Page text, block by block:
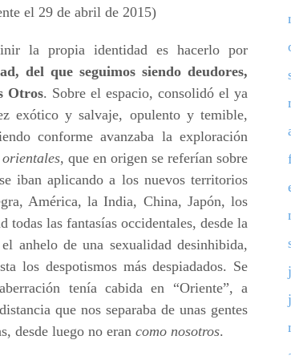
el 29 de abril de 2015)
la propia identidad es hacerlo por
del que seguimos siendo deudores,
Otros. Sobre el espacio, consolidó el ya
exótico y salvaje, opulento y temible,
conforme avanzaba la exploración
orientales, que en origen se referían sobre
iban aplicando a los nuevos territorios
América, la India, China, Japón, los
las fantasías occidentales, desde la
anhelo de una sexualidad desinhibida,
los despotismos más despiadados. Se
tenía cabida en “Oriente”, a
que nos separaba de unas gentes
desde luego no eran como nosotros.